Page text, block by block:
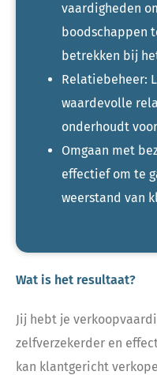
vaardigheden
boodschappen
betrekken bij
Relatiebeheer:
waardevolle
onderhoudt
Omgaan met
effectief om te
weerstand van
Wat is het resultaat?
Jij hebt je
zelfverzekerder en
kan klantgericht